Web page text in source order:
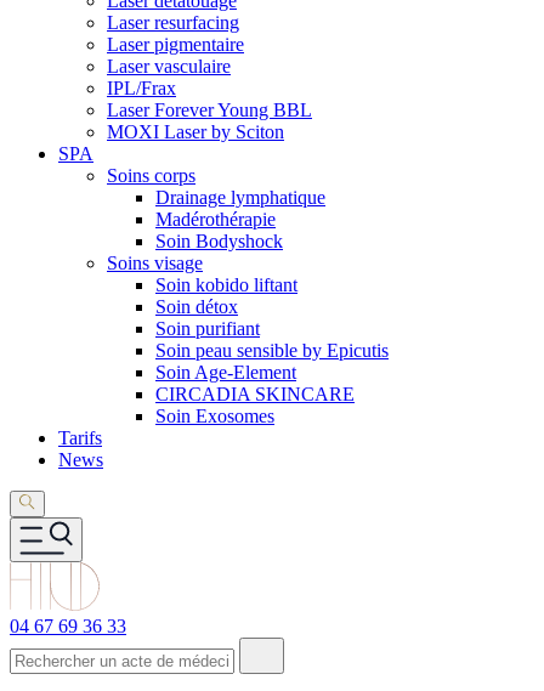
Laser resurfacing
Laser pigmentaire
Laser vasculaire
IPL/Frax
Laser Forever Young BBL
MOXI Laser by Sciton
SPA
Soins corps
Drainage lymphatique
Madérothérapie
Soin Bodyshock
Soins visage
Soin kobido liftant
Soin détox
Soin purifiant
Soin peau sensible by Epicutis
Soin Age-Element
CIRCADIA SKINCARE
Soin Exosomes
Tarifs
News
04 67 69 36 33